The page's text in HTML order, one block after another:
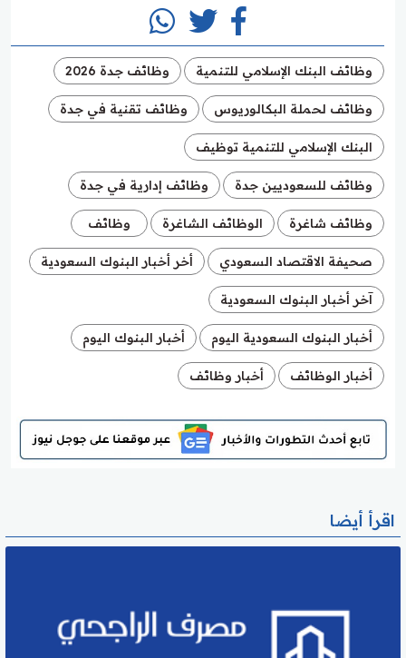
وظائف البنك الإسلامي للتنمية وظائف جدة 2026
وظائف لحملة البكالوريوس وظائف تقنية في جدة
البنك الإسلامي للتنمية توظيف
وظائف للسعوديين جدة وظائف إدارية في جدة
وظائف شاغرة الوظائف الشاغرة وظائف
صحيفة الاقتصاد السعودي أخر أخبار البنوك السعودية
آخر أخبار البنوك السعودية
أخبار البنوك السعودية اليوم أخبار البنوك اليوم
أخبار الوظائف أخبار وظائف
اقرأ أيضا